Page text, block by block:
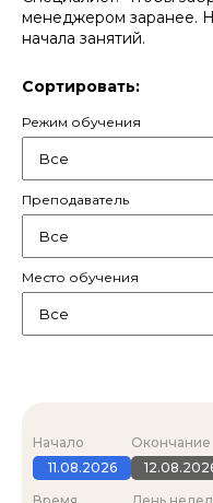
менеджером заранее.
начала занятий.
Сортировать:
Режим обучения
Преподаватель
Место обучения
Начало
11.08.2026
Окончание